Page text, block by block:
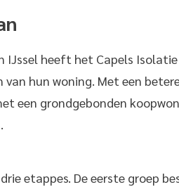
IJssel heeft het Capels
hun woning. Met een
een grondgebonden
etappes. De eerste groep